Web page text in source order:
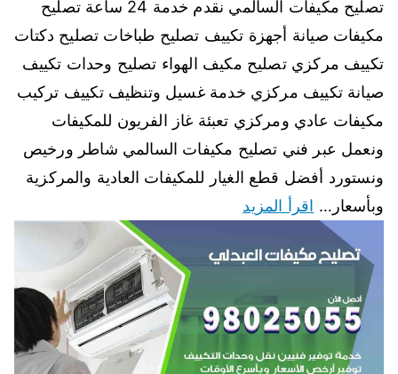
تصليح مكيفات السالمي نقدم خدمة 24 ساعة تصليح
مكيفات صيانة أجهزة تكييف تصليح طباخات تصليح دكتات
تكييف مركزي تصليح مكيف الهواء تصليح وحدات تكييف
صيانة تكييف مركزي خدمة غسيل وتنظيف تكييف تركيب
مكيفات عادي ومركزي تعبئة غاز الفريون للمكيفات
ونعمل عبر فني تصليح مكيفات السالمي شاطر ورخيص
ونستورد أفضل قطع الغيار للمكيفات العادية والمركزية
وبأسعار… اقرأ المزيد